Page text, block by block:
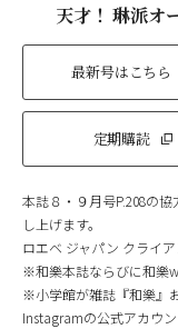
天才！ 琳派オ
最新号はこちら
定期購読
本誌８・９月号P.208の
し上げます。
ロエベ ジャパン クライ
※和樂本誌ならびに和樂
※小学館が雑誌『和樂』
Instagramの公式アカウ